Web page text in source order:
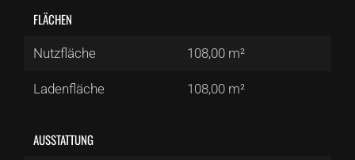
FLÄCHEN
Nutzfläche 108,00 m²
Ladenfläche 108,00 m²
AUSSTATTUNG